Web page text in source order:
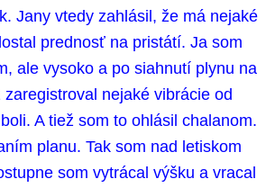
Jany vtedy zahlásil, že má nejaké
prednosť na pristátí. Ja som
ale vysoko a po siahnutí plynu na
nejaké vibrácie od
A tiež som to ohlásil chalanom.
planu. Tak som nad letiskom
som vytrácal výšku a vracal